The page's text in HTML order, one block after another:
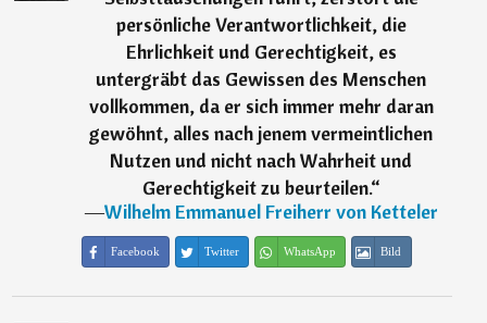
persönliche Verantwortlichkeit, die
Ehrlichkeit und Gerechtigkeit, es
untergräbt das Gewissen des Menschen
vollkommen, da er sich immer mehr daran
gewöhnt, alles nach jenem vermeintlichen
Nutzen und nicht nach Wahrheit und
Gerechtigkeit zu beurteilen.“
―Wilhelm Emmanuel Freiherr von Ketteler
Facebook Twitter WhatsApp Bild